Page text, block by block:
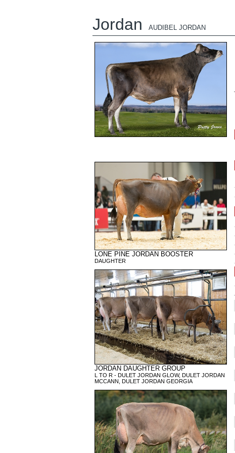
Jordan AUDIBEL JORDAN
LONE PINE JORDAN BOOSTER
DAUGHTER
JORDAN DAUGHTER GROUP
L TO R - DULET JORDAN GLOW, DULET JORDAN
MCCANN, DULET JORDAN GEORGIA